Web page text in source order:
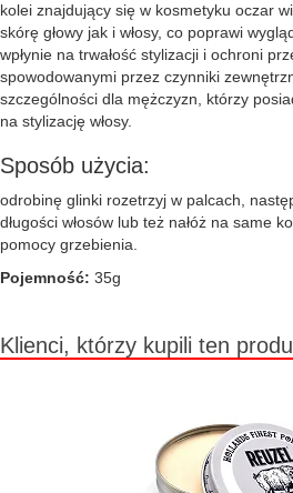
kolei znajdujący się w kosmetyku oczar
skórę głowy jak i włosy, co poprawi
wpłynie na trwałość stylizacji i ochroni
spowodowanymi przez czynniki
szczególności dla mężczyzn, którzy
na stylizację włosy.
Sposób użycia:
odrobinę glinki rozetrzyj w palcach,
długości włosów lub też nałóż na same
pomocy grzebienia.
Pojemność: 35g
Klienci, którzy kupili ten